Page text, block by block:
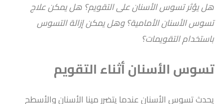
هل يؤثر تسوس الأسنان على التقويم؟ هل يمكن علاج
تسوس الأسنان الأمامية؟ وهل يمكن إزالة التسوس
باستخدام التقويمات؟
تسوس الأسنان أثناء التقويم
يحدث تسوس الأسنان عندما يتضرر مينا الأسنان والأسطح